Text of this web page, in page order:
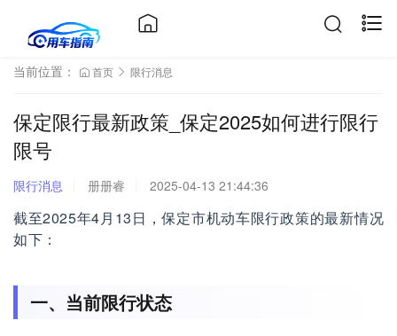
当前位置： 首页 限行消息
保定限行最新政策_保定2025如何进行限行
限号
限行消息 册册睿 2025-04-13 21:44:36
截至2025年4月13日，保定市机动车限行政策的最新情况
如下：
一、当前限行状态